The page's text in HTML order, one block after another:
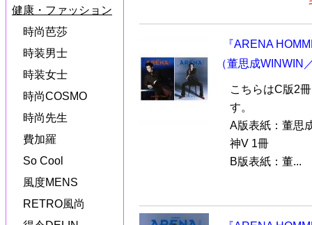
健康・ファッション
時尚芭莎
時装男士
時装女士
時尚COSMO
時尚先生
費加羅
So Cool
風度MENS
RETRO風尚
『ARENA
（董思成WINWIN
こちらはC版2
す。
A版表紙：董思
神V 1冊
B版表紙：董...